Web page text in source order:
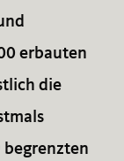
erbauten
die